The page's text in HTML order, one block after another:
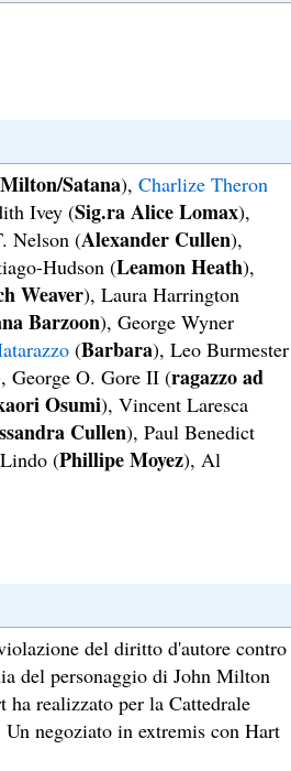
Satana), Charlize Theron
Ivey (Sig.ra Alice Lomax),
Nelson (Alexander Cullen),
Hudson (Leamon Heath),
Weaver), Laura Harrington
Barzoon), George Wyner
(Barbara), Leo Burmester
George O. Gore II (ragazzo ad
Osumi), Vincent Laresca
Cullen), Paul Benedict
(Phillipe Moyez), Al
del diritto d'autore contro
del personaggio di John Milton
realizzato per la Cattedrale
negoziato in extremis con Hart